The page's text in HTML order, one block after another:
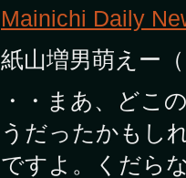
Mainichi Daily
紙山増男萌えー
・・まあ、どこ
うだったかもし
ですよ。くだら